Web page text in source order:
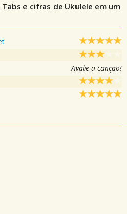
Tabs e cifras de Ukulele em um
Avalie a canção!